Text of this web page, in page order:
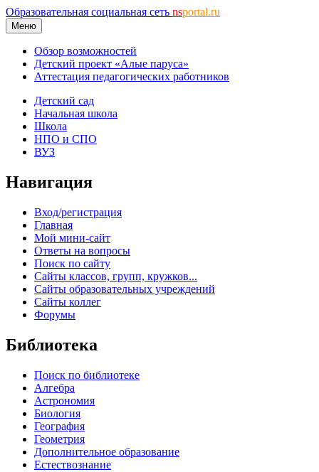
Образовательная социальная сеть nsportal.ru
Меню
Обзор возможностей
Детский проект «Алые паруса»
Аттестация педагогических работников
Детский сад
Начальная школа
Школа
НПО и СПО
ВУЗ
Навигация
Вход/регистрация
Главная
Мой мини-сайт
Ответы на вопросы
Поиск по сайту
Сайты классов, групп, кружков...
Сайты образовательных учреждений
Сайты коллег
Форумы
Библиотека
Поиск по библиотеке
Алгебра
Астрономия
Биология
География
Геометрия
Дополнительное образование
Естествознание